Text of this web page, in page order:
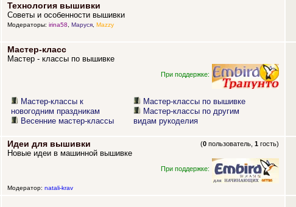
Технология вышивки
Советы и особенности вышивки
Модераторы: irina58, Маруся, Mazzy
Мастер-класс
Мастер - классы по вышивке
При поддержке:
Мастер-классы к
новогодним праздникам
Весенние мастер-классы
Мастер-классы по вышивке
Мастер-классы по другим
видам рукоделия
Идеи для вышивки (0 пользователь,1 гость)
Новые идеи в машинной вышивке
При поддержке:
Модератор: natali-krav